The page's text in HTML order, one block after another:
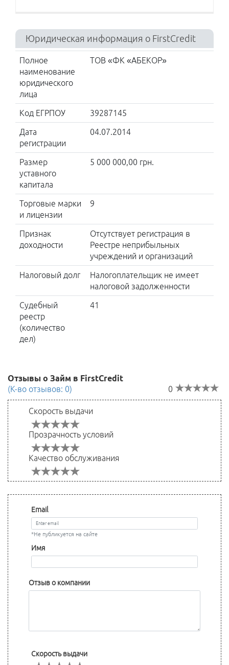
Юридическая информация о FirstCredit
Полное
наименование
юридического
лица
ТОВ «ФК «АБЕКОР»
Код ЕГРПОУ 39287145
Дата
регистрации
04.07.2014
Размер
уставного
капитала
5 000 000,00 грн.
Торговые марки
и лицензии
9
Признак
доходности
Отсутствует регистрация в
Реестре неприбыльных
учреждений и организаций
Налоговый долг
Налогоплательщик не имеет
налоговой задолженности
Судебный
реестр
(количество
дел)
41
Отзывы о Займ в FirstCredit
0
(К-во отзывов: 0)
Скорость выдачи
Прозрачность условий
Качество обслуживания
Email
*Не публикуется на сайте
Имя
Отзыв о компании
Скорость выдачи